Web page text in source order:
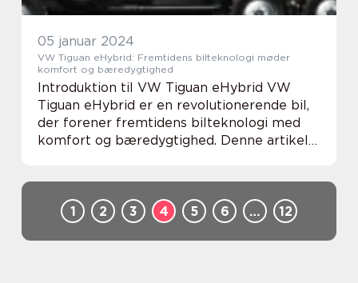
05 januar 2024
VW Tiguan eHybrid: Fremtidens bilteknologi møder
komfort og bæredygtighed
Introduktion til VW Tiguan eHybrid VW
Tiguan eHybrid er en revolutionerende bil,
der forener fremtidens bilteknologi med
komfort og bæredygtighed. Denne artikel
1
2 3 4 5 6 … 12